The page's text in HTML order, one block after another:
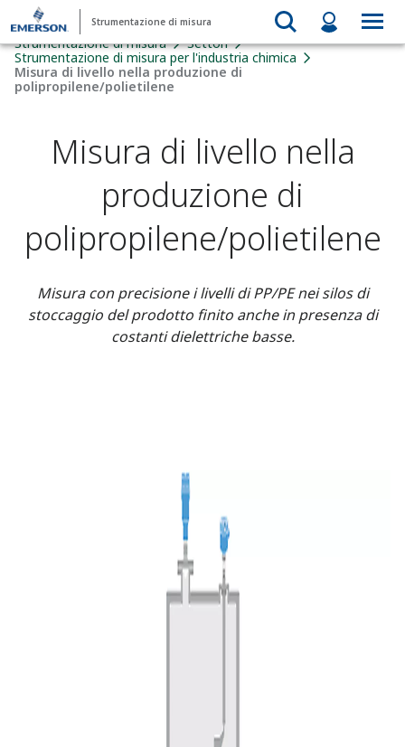
Strumentazione di misura
Strumentazione di misura
Settori
Strumentazione di misura per l'industria chimica
Misura di livello nella produzione di
polipropilene/polietilene
Misura di livello nella
produzione di
polipropilene/polietilene
Misura con precisione i livelli di PP/PE nei silos di
stoccaggio del prodotto finito anche in presenza di
costanti dielettriche basse.